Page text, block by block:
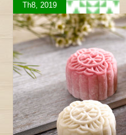
Th8, 2019